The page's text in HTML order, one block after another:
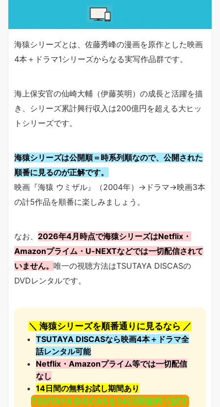
海猿シリーズとは、佐藤秀峰の漫画を原作とした映画
4本＋ドラマ1シリーズからなる実写作品群です。
海上保安官の仙崎大輔（伊藤英明）の成長と活躍を描
き、シリーズ累計興行収入は200億円を超える大ヒッ
トシリーズです。
海猿シリーズは公開順＝時系列順なので、公開された
順番に見るのが正解です。
映画『海猿 ウミザル』（2004年）→ドラマ→映画3本
の計5作品を順番に楽しみましょう。
なお、 2026年4月時点で海猿シリーズはNetflix・
Amazonプライム・U-NEXTなどでは一切配信されて
いません。 唯一の視聴方法はTSUTAYA DISCASの
DVDレンタルです。
＼ 海猿シリーズを順番通りに見るなら ／
TSUTAYA DISCASなら映画4本＋ドラマ全
話レンタル可能
Netflix・Amazonプライム等では一切配信
なし
14日間の無料お試し期間あり
TSUTAYA DISCASを14日間無料で試す